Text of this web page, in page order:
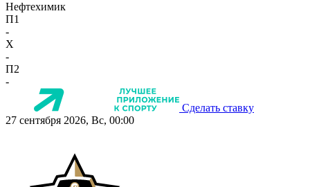
Нефтехимик
П1
-
X
-
П2
-
Сделать ставку
27 сентября 2026, Вс, 00:00